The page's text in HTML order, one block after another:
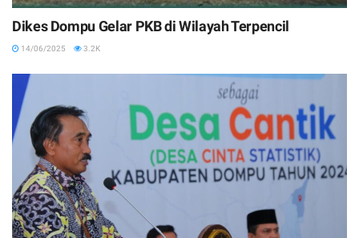
Dikes Dompu Gelar PKB di Wilayah Terpencil
14/06/2025 3.2K